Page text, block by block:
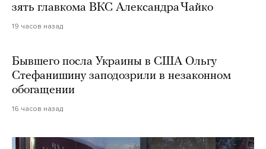
зять главкома ВКС Александра Чайко
19 часов назад
Бывшего посла Украины в США Ольгу
Стефанишину заподозрили в незаконном
обогащении
16 часов назад